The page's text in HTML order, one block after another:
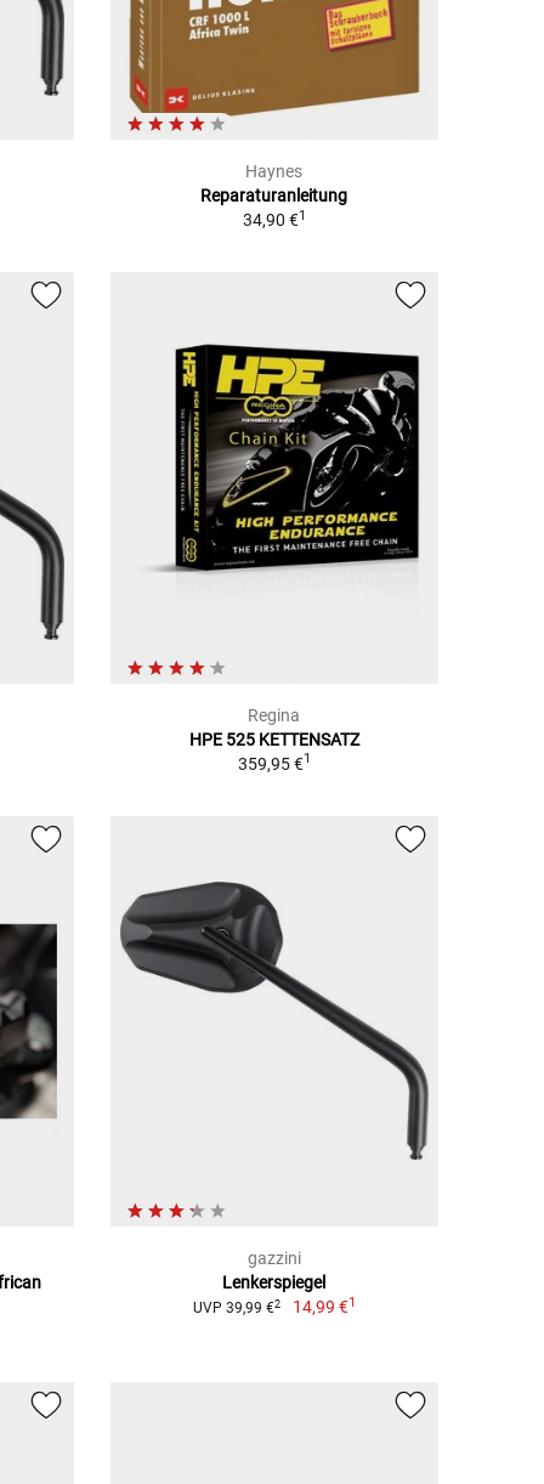
Haynes
Reparaturanleitung
34,90 €1
Regina
HPE 525 KETTENSATZ
359,95 €1
gazzini
Lenkerspiegel
UVP 39,99 €2 14,99 €1